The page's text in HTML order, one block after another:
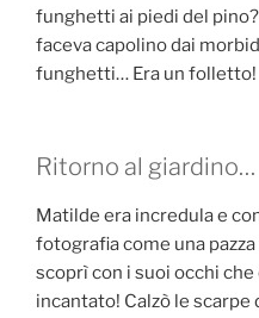
funghetti ai piedi del
faceva capolino dai
funghetti… Era un folletto!
Ritorno al giardino…
Matilde era incredula e
fotografia come una
scoprì con i suoi occhi
incantato! Calzò le scarpe